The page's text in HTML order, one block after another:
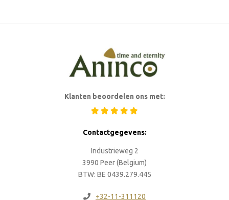
Klanten beoordelen ons met:
Contactgegevens:
Industrieweg 2
3990 Peer (Belgium)
BTW: BE 0439.279.445
+32-11-311120